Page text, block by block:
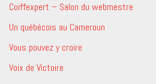
Coiffexpert – Salon du webmestre
Un québécois au Cameroun
Vous pouvez y croire
Voix de Victoire